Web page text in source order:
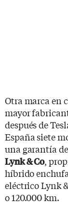
Otra marca en
mayor
después de
España siete
una garantía
Lynk & Co,
híbrido
eléctrico Lynk
o 120.000 km.